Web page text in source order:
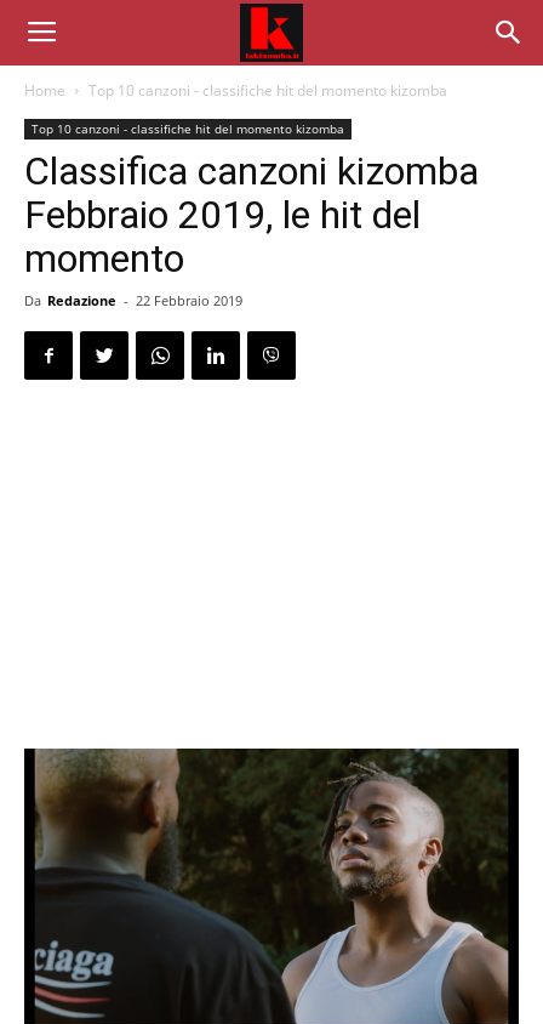
Home Top 10 canzoni - classifiche hit del momento kizomba
Top 10 canzoni - classifiche hit del momento kizomba
Classifica canzoni kizomba
Febbraio 2019, le hit del
momento
Da Redazione - 22 Febbraio 2019